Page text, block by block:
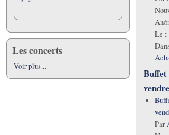
Les concerts
Voir plus...
Le :
Buffet
vendre
Par